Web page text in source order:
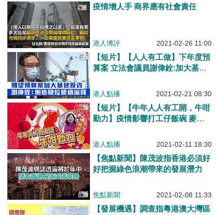
疫情增人手 商界應有社會責任
港人博評 2021-02-26 11:00
【短片】【人人有工做】下年度預
算案 立法會議員謝偉銓:加大基建
業機會，勝過派錢、因長貧難顧
港人點播 2021-02-21 08:30
【短片】【牛年人人有工開，牛咁
勤力】疫情影響打工仔飯碗 麥美
望政府設失業援助、創造就業機會
港人點播 2021-02-11 18:30
【焦點新聞】陳茂波指香港必須好
好把握綠色浪潮帶來的發展潛力
焦點新聞 2021-02-08 11:33
【發展機遇】調查指粵港澳大灣區